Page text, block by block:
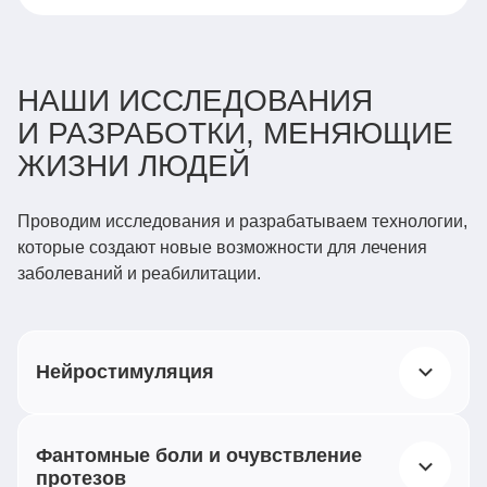
НАШИ ИССЛЕДОВАНИЯ
И РАЗРАБОТКИ, МЕНЯЮЩИЕ
ЖИЗНИ ЛЮДЕЙ
Проводим исследования и разрабатываем технологии,
которые создают новые возможности для лечения
заболеваний и реабилитации.
Нейростимуляция
Воздействуем слабыми электрическими
импульсами на нервную систему при терапии
Фантомные боли и очувствление
протезов